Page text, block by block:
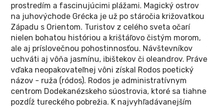
prostredím a fascinujúcimi plážami. Magický ostrov
na juhovýchode Grécka je už po stáročia križovatkou
Západu s Orientom. Turistov z celého sveta očarí
nielen bohatou históriou a krištáľovo čistým morom,
ale aj príslovečnou pohostinnosťou. Návštevníkov
uchváti aj vôňa jasmínu, ibištekov či oleandrov. Práve
vďaka neopakovateľnej vôni získal Rodos poetický
názov - ruža (ródos). Rodos je administratívnym
centrom Dodekanézskeho súostrovia, ktoré sa tiahne
pozdĺž tureckého pobrežia. K najvyhľadávanejším